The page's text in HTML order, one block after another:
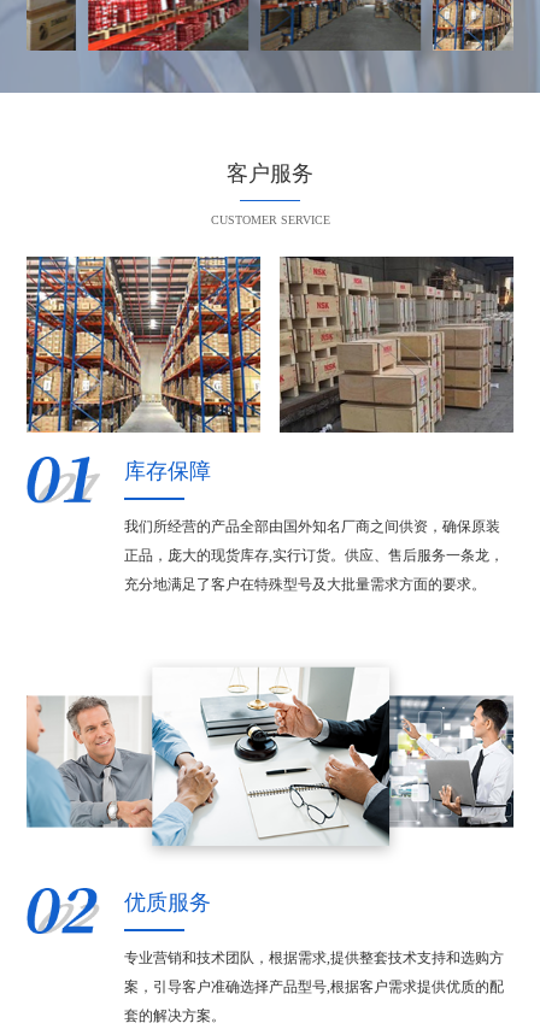
客户服务
CUSTOMER SERVICE
库存保障
我们所经营的产品全部由国外知名厂商之间供资，确保原装
正品，庞大的现货库存,实行订货。供应、售后服务一条龙，
充分地满足了客户在特殊型号及大批量需求方面的要求。
优质服务
专业营销和技术团队，根据需求,提供整套技术支持和选购方
案，引导客户准确选择产品型号,根据客户需求提供优质的配
套的解决方案。